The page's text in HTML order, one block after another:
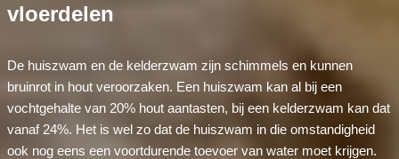
vloerdelen
De huiszwam en de kelderzwam zijn schimmels en kunnen
bruinrot in hout veroorzaken. Een huiszwam kan al bij een
vochtgehalte van 20% hout aantasten, bij een kelderzwam kan dat
vanaf 24%. Het is wel zo dat de huiszwam in die omstandigheid
ook nog eens een voortdurende toevoer van water moet krijgen.